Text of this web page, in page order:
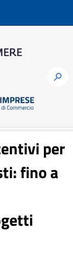
h
fino a 50 mila
per
fino a